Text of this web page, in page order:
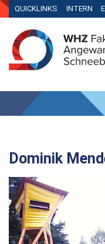
QUICKLINKS INTERN
Dominik